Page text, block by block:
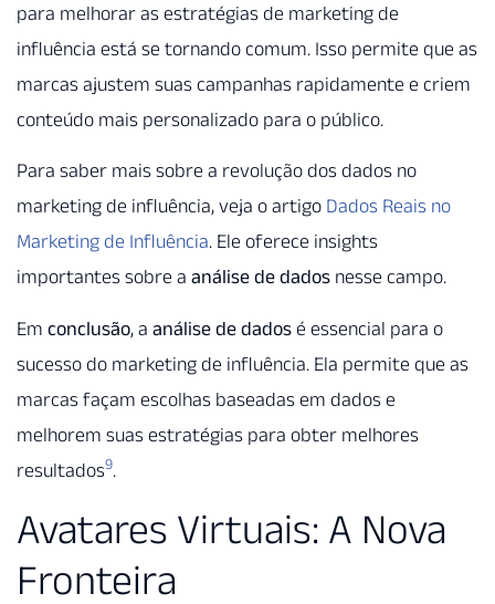
para melhorar as estratégias de marketing de
influência está se tornando comum. Isso permite que as
marcas ajustem suas campanhas rapidamente e criem
conteúdo mais personalizado para o público.
Para saber mais sobre a revolução dos dados no
marketing de influência, veja o artigo Dados Reais no
Marketing de Influência. Ele oferece insights
importantes sobre a análise de dados nesse campo.
Em conclusão, a análise de dados é essencial para o
sucesso do marketing de influência. Ela permite que as
marcas façam escolhas baseadas em dados e
melhorem suas estratégias para obter melhores
resultados9.
Avatares Virtuais: A Nova
Fronteira